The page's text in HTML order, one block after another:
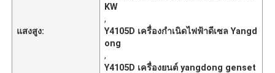
แสงสูง:
KW
,
Y4105D เครื่องกำเนิดไฟฟ้าดีเซล Yangd
ong
,
Y4105D เครื่องยนต์ yangdong genset